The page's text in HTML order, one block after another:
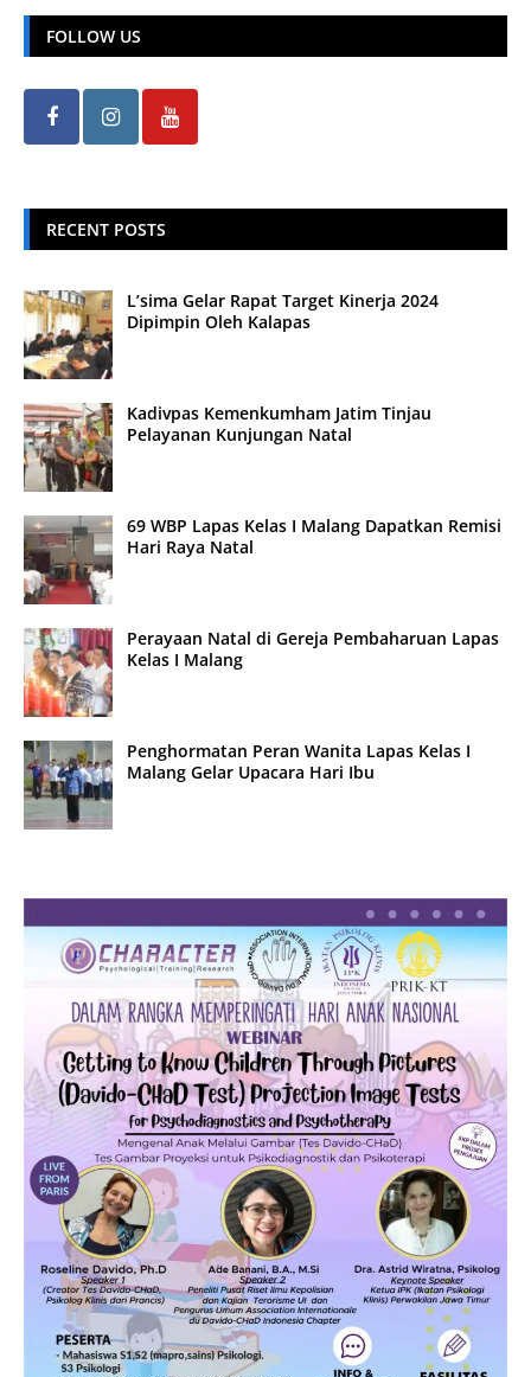
FOLLOW US
RECENT POSTS
L’sima Gelar Rapat Target Kinerja 2024
Dipimpin Oleh Kalapas
Kadivpas Kemenkumham Jatim Tinjau
Pelayanan Kunjungan Natal
69 WBP Lapas Kelas I Malang Dapatkan Remisi
Hari Raya Natal
Perayaan Natal di Gereja Pembaharuan Lapas
Kelas I Malang
Penghormatan Peran Wanita Lapas Kelas I
Malang Gelar Upacara Hari Ibu